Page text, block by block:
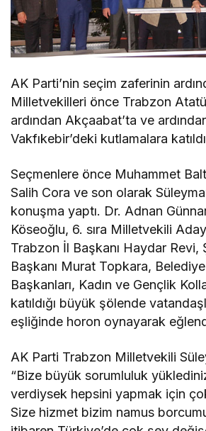
AK Parti’nin seçim zaferinin
Milletvekilleri önce Trabzon
ardından Akçaabat’ta ve
Vakfıkebir’deki kutlamalara
Seçmenlere önce Muhammet
Salih Cora ve son olarak
konuşma yaptı. Dr. Adnan
Köseoğlu, 6. sıra Milletvekili
Trabzon İl Başkanı Haydar Revi,
Başkanı Murat Topkara,
Başkanları, Kadın ve Gençlik
katıldığı büyük şölende
eşliğinde horon oynayarak
AK Parti Trabzon Milletvekili
“Bize büyük sorumluluk
verdiysek hepsini yapmak için
Size hizmet bizim namus